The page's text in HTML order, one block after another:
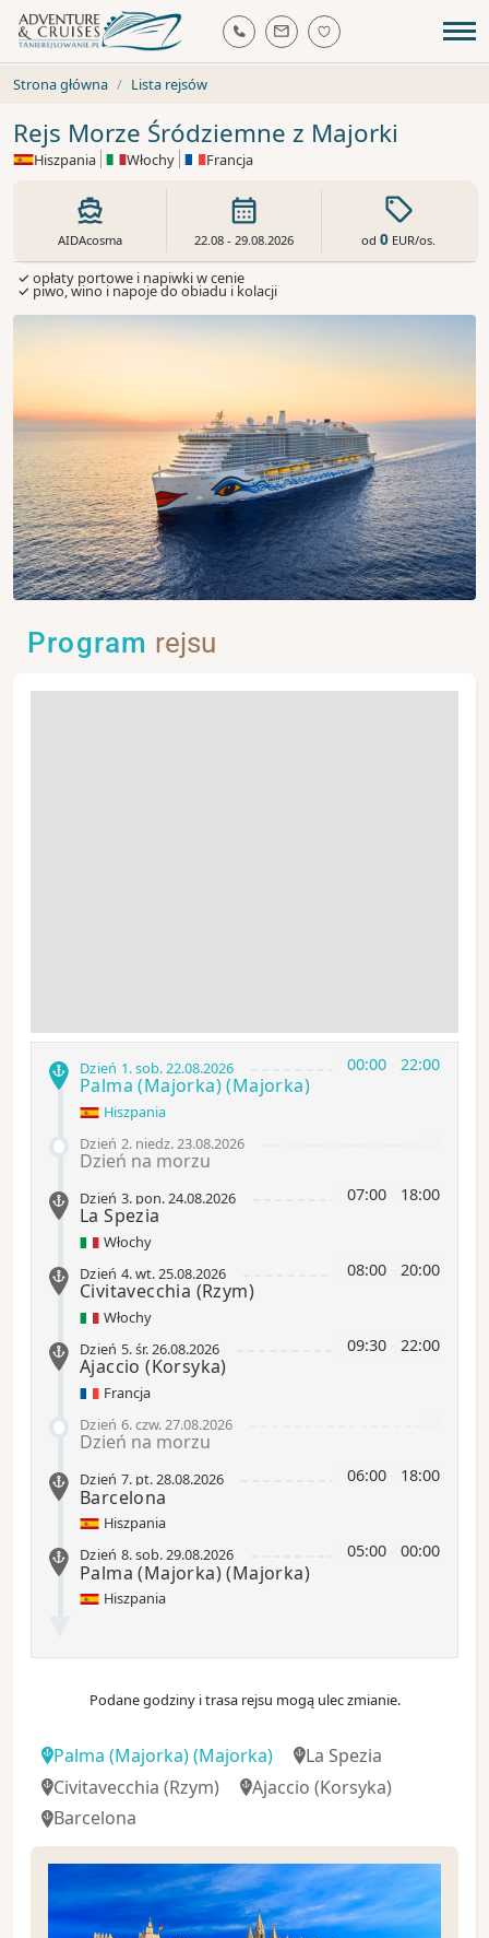
Strona główna Lista rejsów
Rejs Morze Śródziemne z Majorki
Hiszpania Włochy Francja
AIDAcosma 22.08 - 29.08.2026 od0 EUR/os.
✓ opłaty portowe i napiwki w cenie
✓ piwo, wino i napoje do obiadu i kolacji
Program rejsu
00:00 22:00
Dzień 1.sob.22.08.2026
Palma (Majorka)(Majorka)
Hiszpania
Dzień 2. niedz.23.08.2026
Dzień na morzu
07:00 18:00
Dzień 3. pon.24.08.2026
La Spezia
Włochy
08:00 20:00
Dzień 4.wt.25.08.2026
Civitavecchia (Rzym)
Włochy
09:30 22:00
Dzień 5.śr.26.08.2026
Ajaccio(Korsyka)
Francja
Dzień 6.czw.27.08.2026
Dzień na morzu
06:00 18:00
Dzień 7. pt.28.08.2026
Barcelona
Hiszpania
05:00 00:00
Dzień 8.sob.29.08.2026
Palma (Majorka)(Majorka)
Hiszpania
Podane godziny i trasa rejsu mogą ulec zmianie.
Palma (Majorka)(Majorka)
La Spezia
Civitavecchia (Rzym) Ajaccio (Korsyka)
Barcelona